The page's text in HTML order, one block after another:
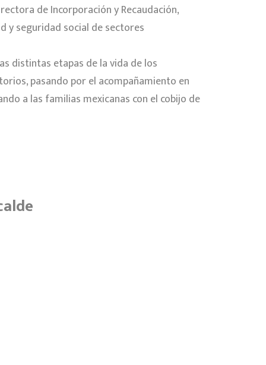
de Incorporación y Recaudación,
y seguridad social de sectores
distintas etapas de la vida de los
pasando por el acompañamiento en
a las familias mexicanas con el cobijo de